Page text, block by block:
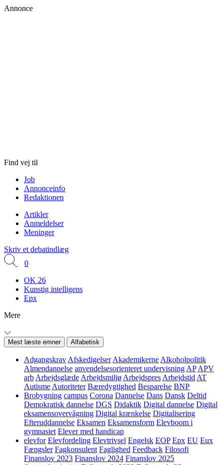
Annonce
Find vej til
Job
Annonceinfo
Redaktionen
Artikler
Anmeldelser
Meninger
Skriv et debatindlæg
0
OK 26
Kunstig intelligens
Epx
Mere
Mest læste emner Alfabetisk
Adgangskrav Afskedigelser Akademikerne Alkoholpolitik
Almendannelse anvendelsesorienteret undervisning AP APV
arb Arbejdsglæde Arbejdsmiljø Arbejdspres Arbejdstid AT
Autisme Autoriteter Bæredygtighed Besparelse BNP
Brobygning campus Corona Dannelse Dans Dansk Deltid
Demokratisk dannelse DGS Didaktik Digital dannelse Digital
eksamensovervågning Digital krænkelse Digitalisering
Efteruddannelse Eksamen Eksamensform Elevboom i
gymnasiet Elever med handicap
elevfor Elevfordeling Elevtrivsel Engelsk EOP Epx EU Eux
Fængsler Fagkonsulent Faglighed Feedback Filosofi
Finanslov 2023 Finanslov 2024 Finanslov 2025